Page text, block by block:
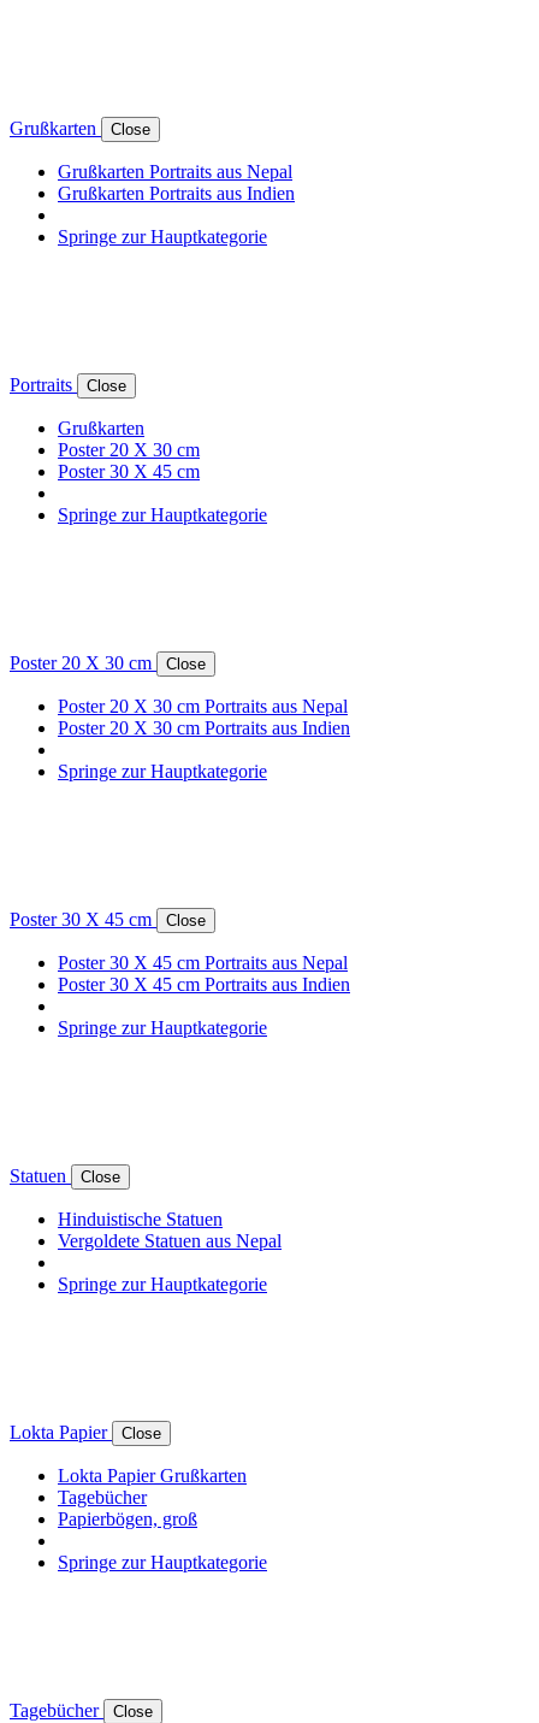
Grußkarten Close
Grußkarten Portraits aus Nepal
Grußkarten Portraits aus Indien
Springe zur Hauptkategorie
Portraits Close
Grußkarten
Poster 20 X 30 cm
Poster 30 X 45 cm
Springe zur Hauptkategorie
Poster 20 X 30 cm Close
Poster 20 X 30 cm Portraits aus Nepal
Poster 20 X 30 cm Portraits aus Indien
Springe zur Hauptkategorie
Poster 30 X 45 cm Close
Poster 30 X 45 cm Portraits aus Nepal
Poster 30 X 45 cm Portraits aus Indien
Springe zur Hauptkategorie
Statuen Close
Hinduistische Statuen
Vergoldete Statuen aus Nepal
Springe zur Hauptkategorie
Lokta Papier Close
Lokta Papier Grußkarten
Tagebücher
Papierbögen, groß
Springe zur Hauptkategorie
Tagebücher Close